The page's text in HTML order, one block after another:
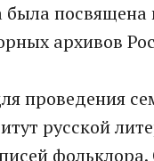
была посвящена
архивов
проведения
русской